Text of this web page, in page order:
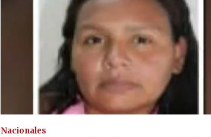
Nacionales